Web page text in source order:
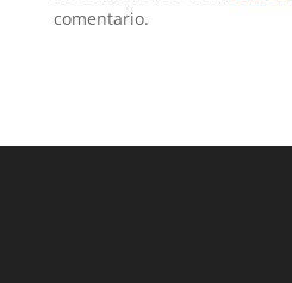
comentario.